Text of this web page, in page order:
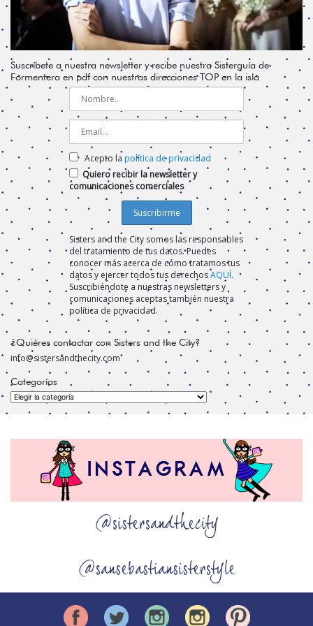
Suscríbete a nuestra newsletter y recibe nuestra Sisterguía de
Formentera en pdf con nuestras direcciones TOP en la isla
Acepto la política de privacidad
Quiero recibir la newsletter y
comunicaciones comerciales
Sisters and the City somos las responsables
del tratamiento de tus datos. Puedes
conocer más acerca de cómo tratamos tus
datos y ejercer todos tus derechosAQUÍ.
Suscribiéndote a nuestras newsletters y
comunicaciones aceptas también nuestra
política de privacidad.
¿Quiéres contactar con Sisters and the City?
info@sistersandthecity.com
Categorías
Categorías
@sistersandthecity
@sansebastiansisterstyle